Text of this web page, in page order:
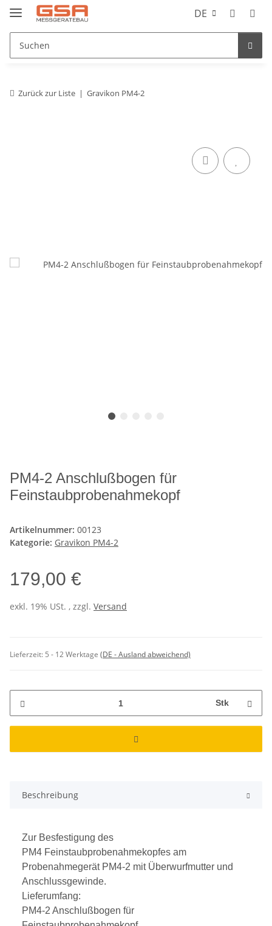
DE
Zurück zur Liste Gravikon PM4-2
PM4-2 Anschlußbogen für
Feinstaubprobenahmekopf
Artikelnummer: 00123
Kategorie: Gravikon PM4-2
179,00 €
exkl. 19% USt. , zzgl. Versand
Lieferzeit: 5 - 12 Werktage (DE - Ausland abweichend)
Stk
Beschreibung
Zur Besfestigung des
PM4 Feinstaubprobenahmekopfes am
Probenahmegerät PM4-2 mit Überwurfmutter und
Anschlussgewinde.
Lieferumfang:
PM4-2 Anschlußbogen für